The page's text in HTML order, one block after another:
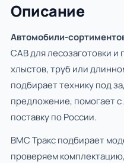
Описание
Автомобили-
САВ для лесозаготовки и
хлыстов, труб или
подбирает технику под
предложение, помогает
поставку по России.
ВМС Тракс подбирает
проверяем